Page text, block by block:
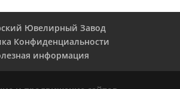
Ювелирный Завод
Конфиденциальности
информация